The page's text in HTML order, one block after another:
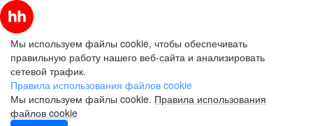
Мы используем файлы cookie, чтобы обеспечивать
правильную работу нашего веб-сайта и анализировать
сетевой трафик.
Правила использования файлов cookie
Мы используем файлы cookie. Правила использования
файлов cookie